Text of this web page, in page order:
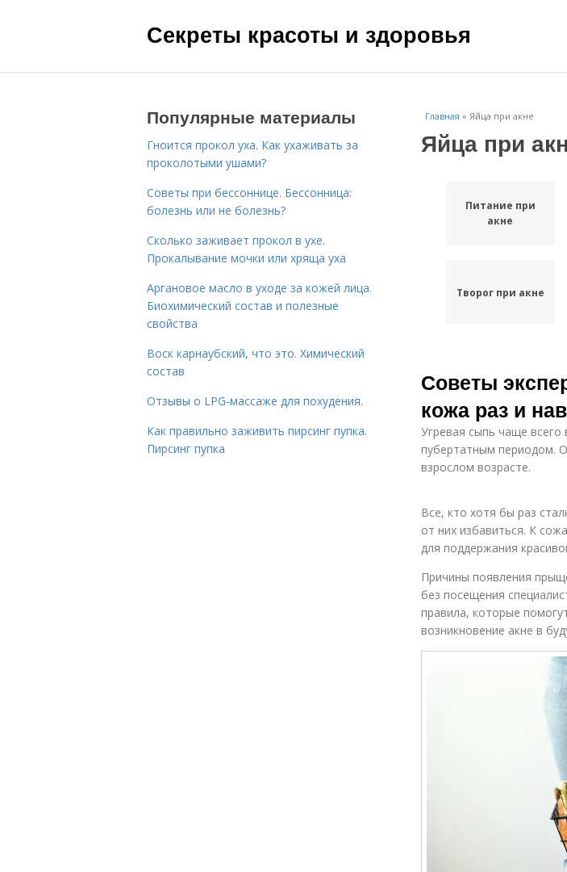
Секреты красоты и здоровья
Главная » Яйца при акне
Яйца при
Питание при
акне
Творог при акне
Советы
кожа раз и
Угревая сыпь чаще всего
пубертатным периодом.
взрослом возрасте.
Все, кто хотя бы раз
от них избавиться. К
для поддержания
Причины появления
без посещения
правила, которые
возникновение акне в
Популярные материалы
Гноится прокол уха. Как ухаживать за
проколотыми ушами?
Советы при бессоннице. Бессонница:
болезнь или не болезнь?
Сколько заживает прокол в ухе.
Прокалывание мочки или хряща уха
Аргановое масло в уходе за кожей лица.
Биохимический состав и полезные
свойства
Воск карнаубский, что это. Химический
состав
Отзывы о LPG-массаже для похудения.
Как правильно заживить пирсинг пупка.
Пирсинг пупка